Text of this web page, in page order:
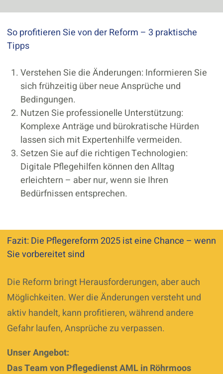
So profitieren Sie von der Reform – 3 praktische
Tipps
Verstehen Sie die Änderungen: Informieren Sie
sich frühzeitig über neue Ansprüche und
Bedingungen.
Nutzen Sie professionelle Unterstützung:
Komplexe Anträge und bürokratische Hürden
lassen sich mit Expertenhilfe vermeiden.
Setzen Sie auf die richtigen Technologien:
Digitale Pflegehilfen können den Alltag
erleichtern – aber nur, wenn sie Ihren
Bedürfnissen entsprechen.
Fazit: Die Pflegereform 2025 ist eine Chance – wenn
Sie vorbereitet sind
Die Reform bringt Herausforderungen, aber auch
Möglichkeiten. Wer die Änderungen versteht und
aktiv handelt, kann profitieren, während andere
Gefahr laufen, Ansprüche zu verpassen.
Unser Angebot:
Das Team von Pflegedienst AML in Röhrmoos